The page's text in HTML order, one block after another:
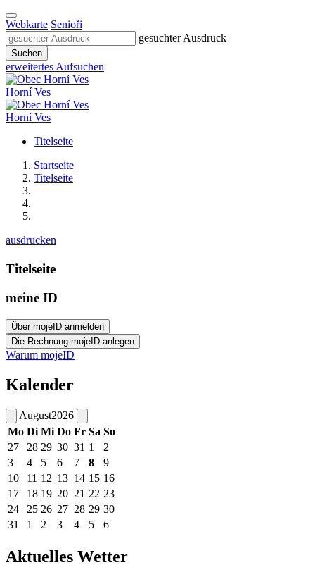
Webkarte Senioři
gesuchter Ausdruck
Suchen
erweitertes Aufsuchen
Horní Ves
Horní Ves
Titelseite
Startseite
Titelseite
ausdrucken
Titelseite
meine ID
Warum mojeID
Kalender
August2026
Mo Di Mi Do Fr Sa So
27
28 29 30 31 1
2
3
4 5 6 7 8
9
10
11 12 13 14 15 16
17
18 19 20 21 22 23
24
25 26 27 28 29 30
31
1 2 3 4 5 6
Aktuelles Wetter